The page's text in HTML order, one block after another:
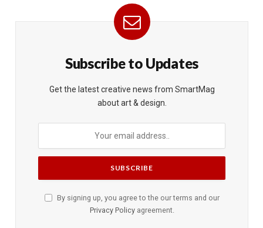
Subscribe to Updates
Get the latest creative news from SmartMag
about art & design.
By signing up, you agree to the our terms and our
Privacy Policyagreement.